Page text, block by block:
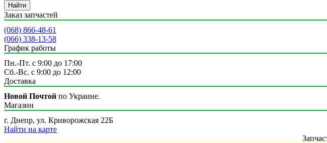
Найти
Заказ запчастей
(068) 866-48-61
(066) 338-13-58
График работы
Пн.-Пт. с 9:00 до 17:00
Сб.-Вс. с 9:00 до 12:00
Доставка
Новой Почтой по Украине.
Магазин
г. Днепр, ул. Криворожская 22Б
Найти на карте